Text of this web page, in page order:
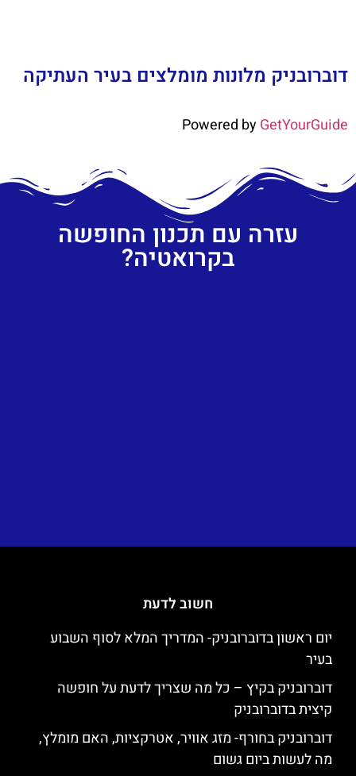
דוברובניק מלונות מומלצים בעיר העתיקה
Powered byGetYourGuide
עזרה עם תכנון החופשה
בקרואטיה?
חשוב לדעת
יום ראשון בדוברובניק- המדריך המלא לסוף השבוע
בעיר
דוברובניק בקיץ – כל מה שצריך לדעת על חופשה
קיצית בדוברובניק
דוברובניק בחורף- מזג אוויר, אטרקציות, האם מומלץ,
מה לעשות ביום גשום